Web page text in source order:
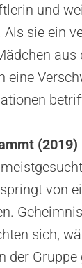
und
Als sie ein
aus
eine
(2019)
von
sich,
der Gruppe